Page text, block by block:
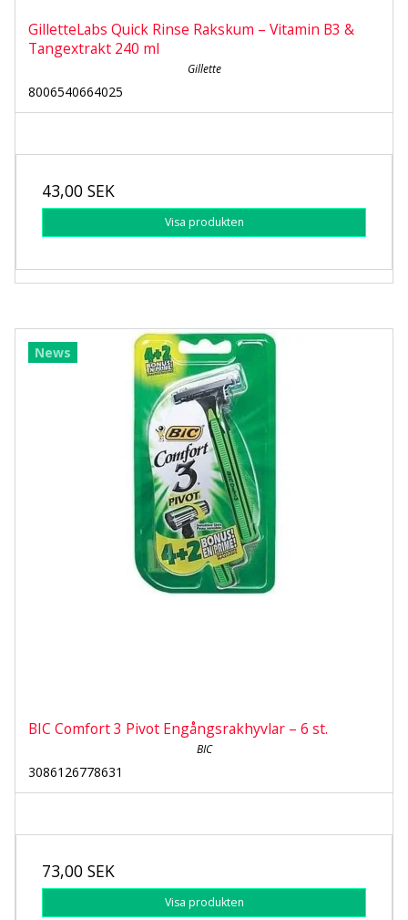
GilletteLabs Quick Rinse Rakskum – Vitamin B3 &
Tangextrakt 240 ml
Gillette
8006540664025
43,00 SEK
Visa produkten
News
BIC Comfort 3 Pivot Engångsrakhyvlar – 6 st.
BIC
3086126778631
73,00 SEK
Visa produkten